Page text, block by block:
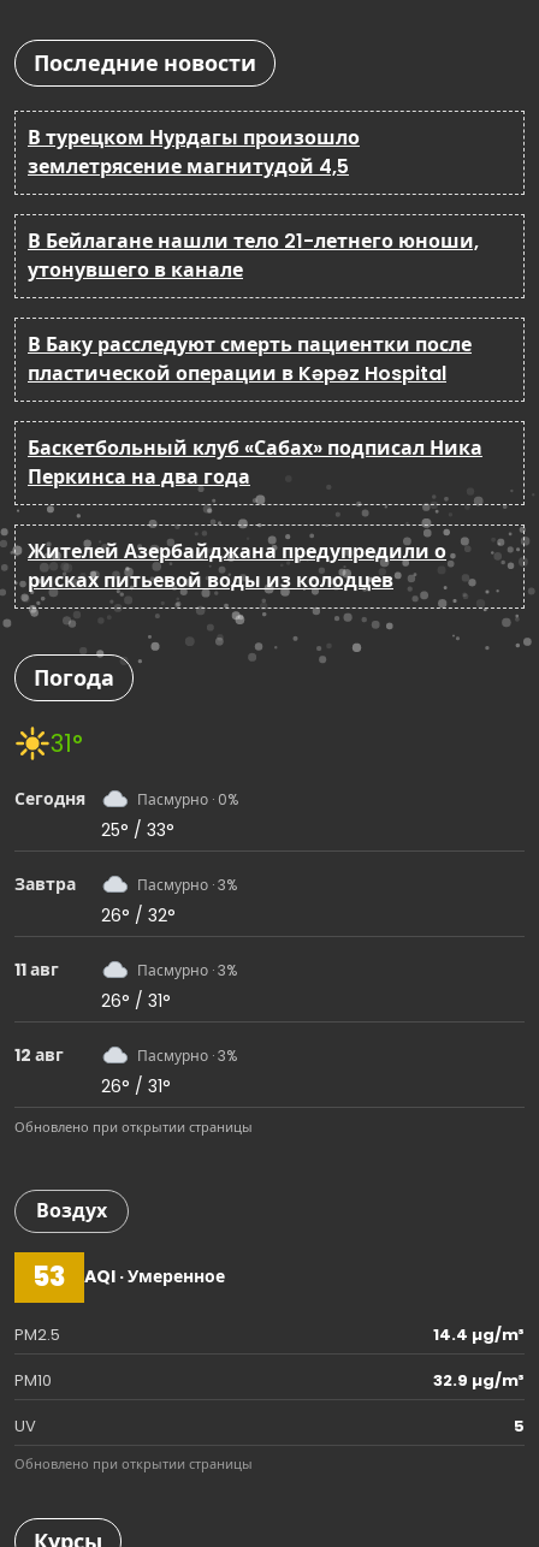
Последние новости
В турецком Нурдагы произошло
землетрясение магнитудой 4,5
В Бейлагане нашли тело 21-летнего юноши,
утонувшего в канале
В Баку расследуют смерть пациентки после
пластической операции в Kəpəz Hospital
Баскетбольный клуб «Сабах» подписал Ника
Перкинса на два года
Жителей Азербайджана предупредили о
рисках питьевой воды из колодцев
Погода
31°
Сегодня Пасмурно · 0%
25° / 33°
Завтра Пасмурно · 3%
26° / 32°
11 авг Пасмурно · 3%
26° / 31°
12 авг Пасмурно · 3%
26° / 31°
Обновлено при открытии страницы
Воздух
53 AQI · Умеренное
PM2.5
14.4 µg/m³
PM10
32.9 µg/m³
UV
5
Обновлено при открытии страницы